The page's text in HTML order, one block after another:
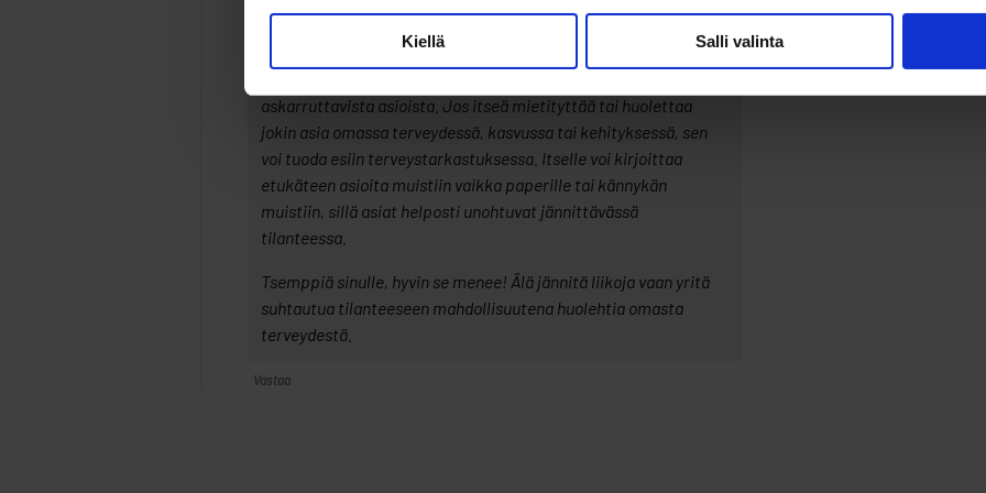
Kiellä Salli valinta
Terveystarkastus antaa mahdollisuuden päästä juttelemaan
askarruttavista asioista. Jos itseä mietityttää tai huolettaa
jokin asia omassa terveydessä, kasvussa tai kehityksessä, sen
voi tuoda esiin terveystarkastuksessa. Itselle voi kirjoittaa
etukäteen asioita muistiin vaikka paperille tai kännykän
muistiin, sillä asiat helposti unohtuvat jännittävässä
tilanteessa.
Tsemppiä sinulle, hyvin se menee! Älä jännitä liikoja vaan yritä
suhtautua tilanteeseen mahdollisuutena huolehtia omasta
terveydestä.
Vastaa